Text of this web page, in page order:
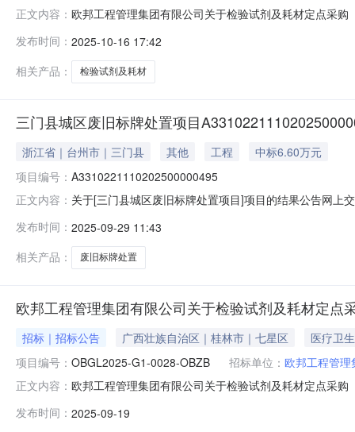
正文内容： 欧邦工程管理集团有限公司关于检验试剂及耗材定点采
（http://ggzy.jgswj.gxzf.gov.cn/glggzy/）获取招标文件
发布时间： 2025-10-16 17:42
相关产品：
检验试剂及耗材
三门县城区废旧标牌处置项目
浙江省｜台州市｜三门县 其他 工程
中标6.60万元
项目编号： A3310221110202500000495
正文内容： 关于[三门县城区废旧标牌处置项目]项目的结果公告网上
1三门县城区废旧标牌处置项目安徽洪照再生资源回收有
发布时间： 2025-09-29 11:43
相关产品：
废旧标牌处置
欧邦工程管理集团有限公司关于检验试剂及耗材定
招标｜招标公告 广西壮族自治区｜桂林市｜七星区
医疗卫生
项目编号： OBGL2025-G1-0028-OBZB 招标单位： 欧邦工程管
正文内容： 欧邦工程管理集团有限公司关于检验试剂及耗材定点采
OBGL2025-G1-0028-OBZB2.项目名称：检验试剂及
发布时间： 2025-09-19